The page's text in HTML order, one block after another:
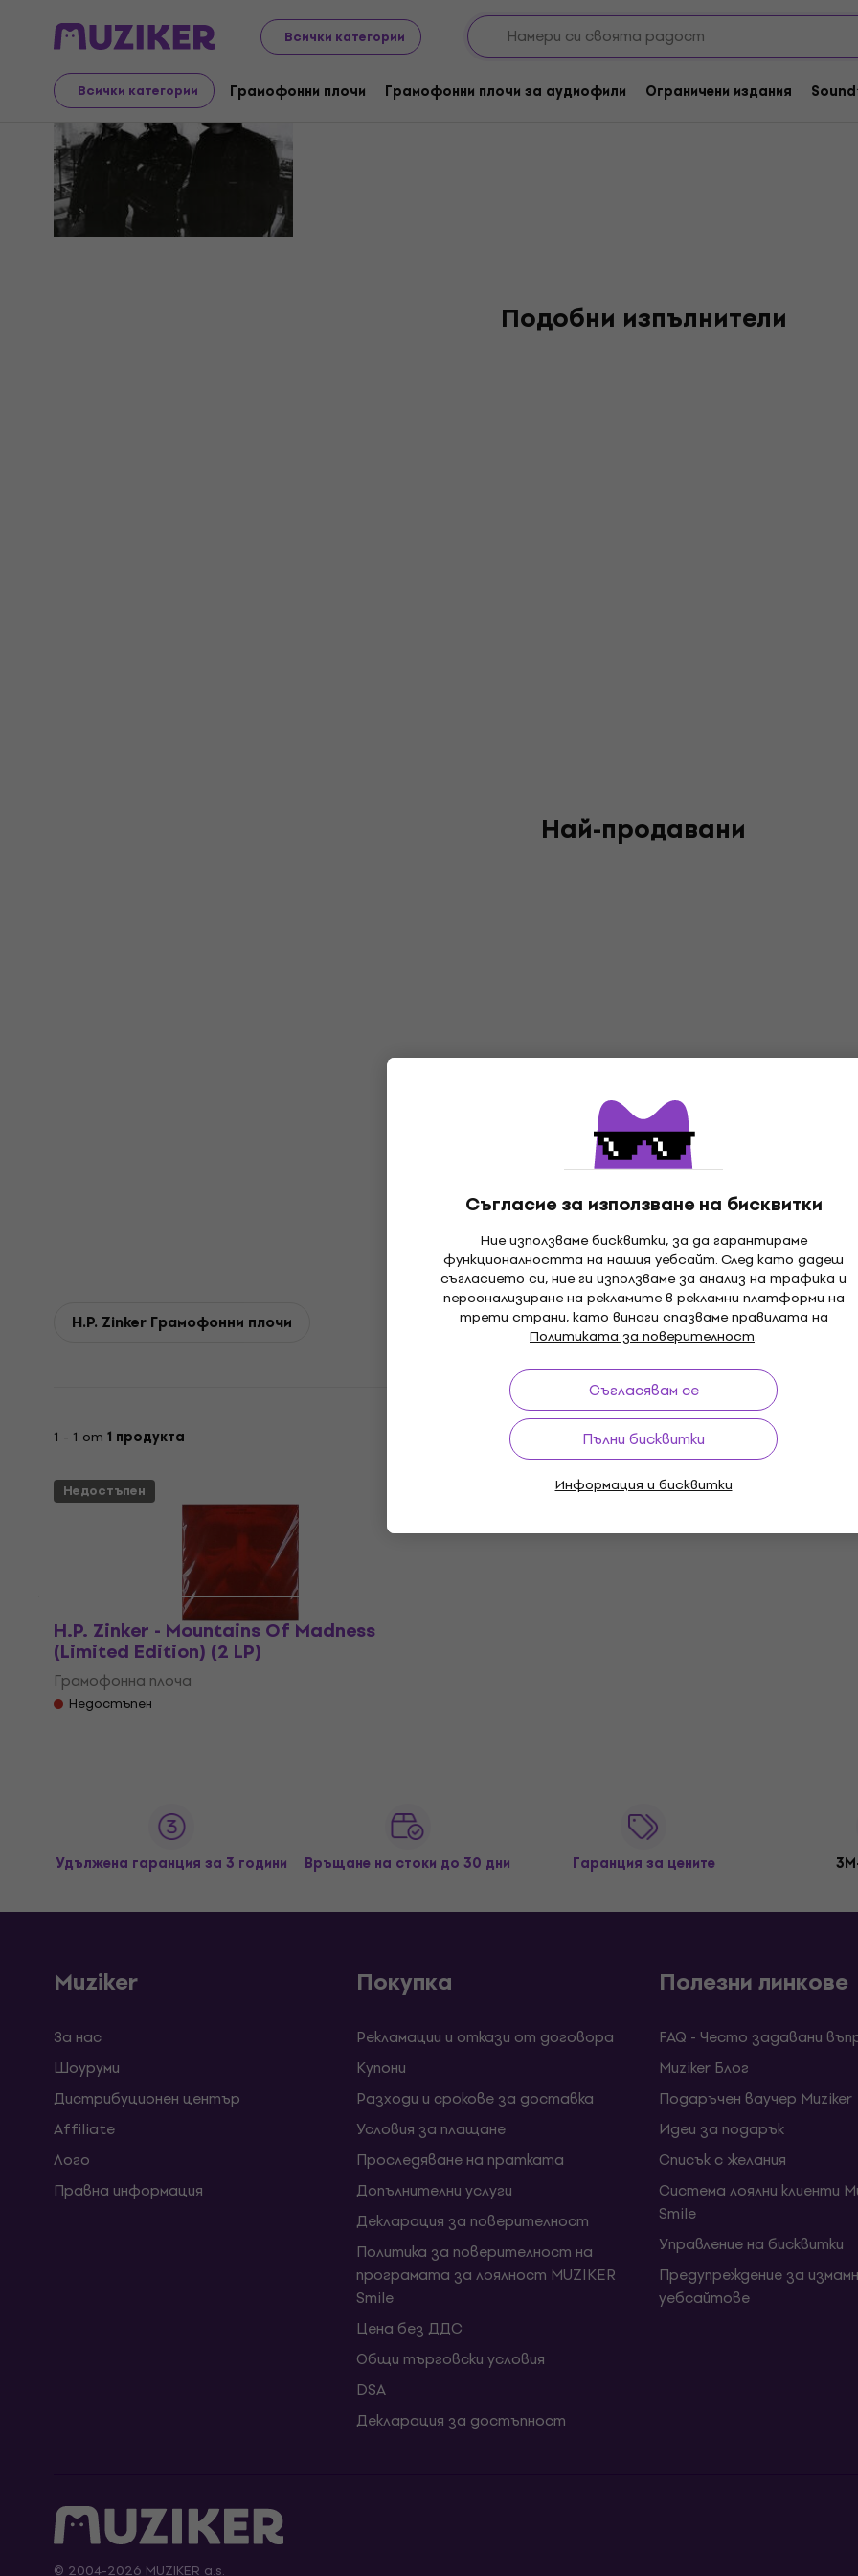
Всички категории
Всички категории Грамофонни плочи Грамофонни плочи за аудиофили Ограничени издания
Съгласие за използване на бисквитки
Ние използваме бисквитки, за да гарантираме
функционалността на нашия уебсайт. След като дадеш
съгласието си, ние ги използваме за анализ на трафика и
персонализиране на рекламите в рекламни платформи на
трети страни, като винаги спазваме правилата на
Политиката за поверителност.
Съгласявам се
Пълни бисквитки
Информация и бисквитки
H.P. Zinker
Подобни изпълнители
Най-продавани
H.P. Zinker Грамофонни плочи
1 - 1 от 1 продукта
Недостъпен
H.P. Zinker - Mountains Of Madness
(Limited Edition) (2 LP)
Грамофонна плоча
Недостъпен
Удължена гаранция за 3 години Връщане на стоки до 30 дни Гаранция за цените
Muziker
За нас
Шоуруми
Дистрибуционен център
Affiliate
Лого
Правна информация
Покупка
Рекламации и откази от договора
Kупони
Разходи и срокове за доставка
Условия за плащане
Проследяване на пратката
Допълнителни услуги
Декларация за поверителност
Политика за поверителност на
програмата за лоялност MUZIKER
Smile
Цена без ДДС
Общи търговски условия
DSA
Декларация за достъпност
Полезни линкове
FAQ - Често задавани
Muziker Блог
Подаръчен ваучер Muziker
Идеи за подарък
Списък с желания
Система лоялни клиенти
Smile
Управление на бисквитки
Предупреждение за
уебсайтове
© 2004-2026 MUZIKER a.s.